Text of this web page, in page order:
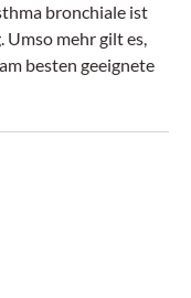
bronchiale ist
Umso mehr gilt es,
besten geeignete